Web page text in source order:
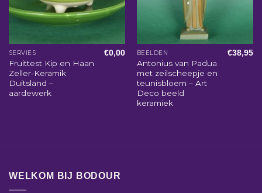
SERVIES
Fruittest Kip en Haan
Zeller-Keramik
Duitsland –
aardewerk
€0,00 BEELDEN
Antonius van Padua
met zeilscheepje en
teunisbloem – Art
Deco beeld
keramiek
€38,95
WELKOM BIJ BODOUR